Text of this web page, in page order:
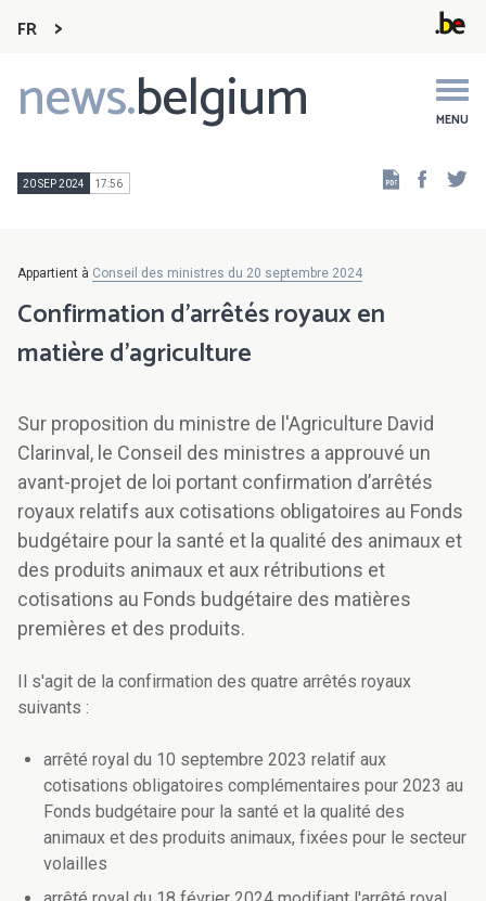
FR
news.belgium MENU
Main
navigation
20 SEP 2024 17:56
Appartient à Conseil des ministres du 20 septembre 2024
Confirmation d'arrêtés royaux en
matière d'agriculture
Sur proposition du ministre de l'Agriculture David
Clarinval, le Conseil des ministres a approuvé un
avant-projet de loi portant confirmation d’arrêtés
royaux relatifs aux cotisations obligatoires au Fonds
budgétaire pour la santé et la qualité des animaux et
des produits animaux et aux rétributions et
cotisations au Fonds budgétaire des matières
premières et des produits.
Il s'agit de la confirmation des quatre arrêtés royaux
suivants :
arrêté royal du 10 septembre 2023 relatif aux
cotisations obligatoires complémentaires pour 2023 au
Fonds budgétaire pour la santé et la qualité des
animaux et des produits animaux, fixées pour le secteur
volailles